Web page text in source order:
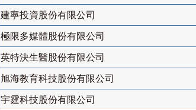
建寧投資股份有限公司
極限多媒體股份有限公司
英特決生醫股份有限公司
旭海教育科技股份有限公司
宇霆科技股份有限公司